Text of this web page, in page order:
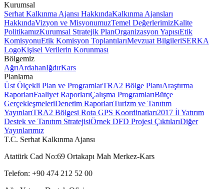
Kurumsal
Serhat Kalkınma Ajansı HakkındaKalkınma Ajansları
HakkındaVizyon ve MisyonumuzTemel DeğerlerimizKalite
PolitikamızKurumsal Stratejik PlanOrganizasyon YapısıEtik
KomisyonuEtik Komisyon ToplantılarıMevzuat BilgileriSERKA
LogoKişisel Verilerin Korunması
Bölgemiz
AğrıArdahanIğdırKars
Planlama
Üst Ölçekli Plan ve ProgramlarTRA2 Bölge PlanıAraştırma
RaporlarıFaaliyet RaporlarıÇalışma ProgramlarıBütçe
GerçekleşmeleriDenetim RaporlarıTurizm ve Tanıtım
YayınlarıTRA2 Bölgesi Rota GPS Koordinatları2017 İl Yatırım
Destek ve Tanıtım StratejisiÖrnek DFD Projesi ÇıktılarıDiğer
Yayınlarımız
T.C. Serhat Kalkınma Ajansı
Atatürk Cad No:69 Ortakapı Mah Merkez-Kars
Telefon: +90 474 212 52 00